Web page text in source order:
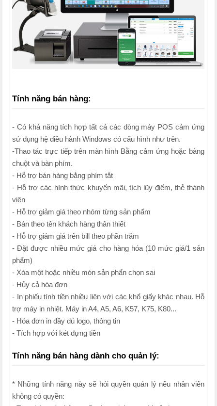
Tính năng bán hàng:
- Có khả năng tích hợp tất cả các dòng máy POS cảm ứng
sử dụng hệ điều hành Windows có cấu hình như trên.
-Thao tác trực tiếp trên màn hình Bằng cảm ứng hoặc bàng
chuột và bàn phím.
- Hỗ trợ bán hàng bằng phím tắt
- Hỗ trợ các hình thức khuyến mãi, tích lũy điểm, thẻ thành
viên
- Hỗ trợ giảm giá theo nhóm từng sản phẩm
- Bán theo tên khách hàng thân thiết
- Hỗ trợ giảm giá trên bill theo phần trăm
- Đặt được nhiều mức giá cho hàng hóa (10 mức giá/1 sản
phẩm)
- Xóa một hoặc nhiều món sản phẩn chọn sai
- Hủy cả hóa đơn
- In phiếu tính tiền nhiều liên với các khổ giấy khác nhau. Hỗ
trợ máy in nhiệt. Máy in A4, A5, A6, K57, K75, K80...
- Hóa đơn in đầy đủ logo, thông tin
- Tích hợp với két đựng tiền
Tính năng bán hàng dành cho quản lý:
* Những tính năng này sẽ hỏi quyền quản lý nếu nhân viên
không có quyền: